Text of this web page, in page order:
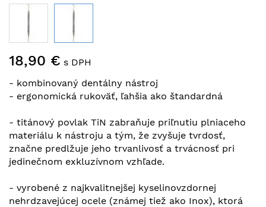
na
galérie
obrázkov
18,90 € s DPH
- kombinovaný dentálny nástroj
- ergonomická rukoväť, ľahšia ako štandardná
- titánový povlak TiN zabraňuje priľnutiu plniaceho
materiálu k nástroju a tým, že zvyšuje tvrdosť,
značne predlžuje jeho trvanlivosť a trvácnosť pri
jedinečnom exkluzívnom vzhľade.
- vyrobené z najkvalitnejšej kyselinovzdornej
nehrdzavejúcej ocele (známej tiež ako Inox), ktorá